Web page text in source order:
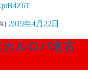
2019年4月22日
カルロバ名古